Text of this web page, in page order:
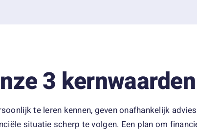
3 kernwaarden
te leren kennen, geven onafhankelijk
situatie scherp te volgen. Een plan om